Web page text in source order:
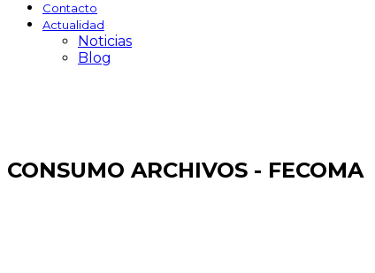
Contacto
Actualidad
Noticias
Blog
CONSUMO ARCHIVOS - FECOMA